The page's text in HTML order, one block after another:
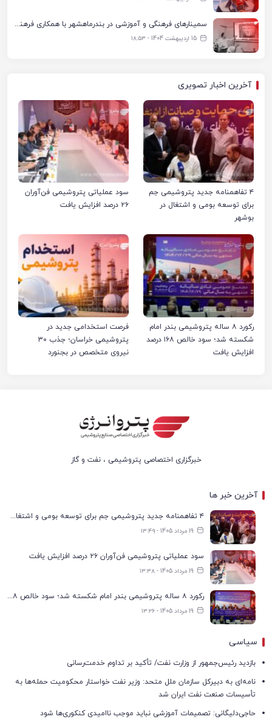
سمینارهای فرهنگی و آموزشی در بندرماهشهر با همکاری فرهنگ‌سرای پتروشیمی مارون
15 اردیبهشت 1404 - ۱۸:۵۳
آخرین اخبار تصویری
۴ تفاهمنامه جدید پتروشیمی جم
برای توسعه بومی و اشتغال در
بوشهر
سود عملیاتی پتروشیمی فن‌آوران
۲۶ درصد افزایش یافت
رکورد ۸ ساله پتروشیمی بندر امام
شکسته شد؛ سود خالص ۱۶۸ درصد
افزایش یافت
فرصت استخدامی جدید در
پتروشیمی خراسان؛ جذب ۳۰
نیروی متخصص در بجنورد
خبرگزاری اختصاصی پتروشیمی ، نفت و گاز
آخرین خبر ها
۴ تفاهمنامه جدید پتروشیمی جم برای توسعه بومی و اشتغال در بوشهر
19 مرداد 1405 - ۱۳:۴۹
سود عملیاتی پتروشیمی فن‌آوران ۲۶ درصد افزایش یافت
19 مرداد 1405 - ۱۳:۳۸
رکورد ۸ ساله پتروشیمی بندر امام شکسته شد؛ سود خالص ۱۶۸ درصد افزایش یافت
19 مرداد 1405 - ۱۳:۲۶
سیاسی
بازدید رئیس‌جمهور از وزارت نفت/ تأکید بر تداوم خدمت‌رسانی
نامه‌ای به دبیرکل سازمان ملل متحد: وزیر نفت خواستار محکومیت حمله‌ها به
تأسیسات صنعت نفت ایران شد
حاجی‌دلیگانی: تصمیمات آموزشی نباید موجب ناامیدی کنکوری‌ها شود